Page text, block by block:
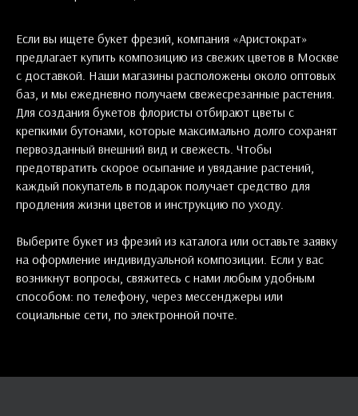
Если вы ищете букет фрезий, компания «Аристократ»
предлагает купить композицию из свежих цветов в Москве
с доставкой. Наши магазины расположены около оптовых
баз, и мы ежедневно получаем свежесрезанные растения.
Для создания букетов флористы отбирают цветы с
крепкими бутонами, которые максимально долго сохранят
первозданный внешний вид и свежесть. Чтобы
предотвратить скорое осыпание и увядание растений,
каждый покупатель в подарок получает средство для
продления жизни цветов и инструкцию по уходу.
Выберите букет из фрезий из каталога или оставьте заявку
на оформление индивидуальной композиции. Если у вас
возникнут вопросы, свяжитесь с нами любым удобным
способом: по телефону, через мессенджеры или
социальные сети, по электронной почте.